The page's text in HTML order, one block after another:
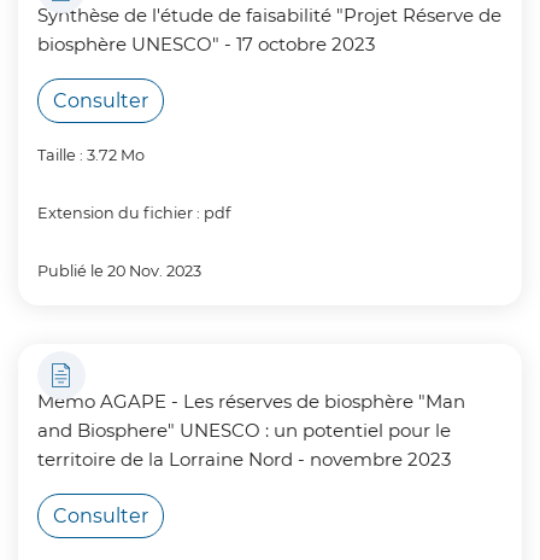
Synthèse de l'étude de faisabilité "Projet Réserve de
biosphère UNESCO" - 17 octobre 2023
Consulter
Taille : 3.72 Mo
Extension du fichier : pdf
Publié le 20 Nov. 2023
Memo AGAPE - Les réserves de biosphère "Man
and Biosphere" UNESCO : un potentiel pour le
territoire de la Lorraine Nord - novembre 2023
Consulter